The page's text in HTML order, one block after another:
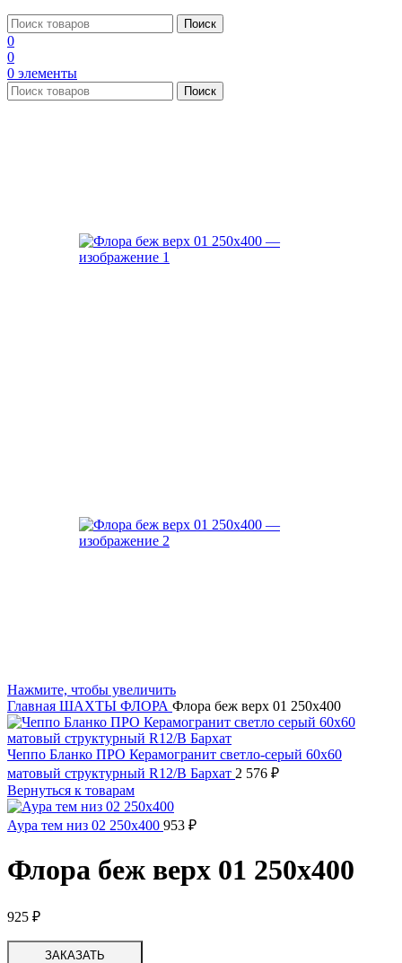
Поиск
0
0
0 элементы
Поиск
Нажмите, чтобы увеличить
Главная ШАХТЫ ФЛОРА Флора беж верх 01 250х400
Чеппо Бланко ПРО Керамогранит светло-серый 60х60
матовый структурный R12/B Бархат 2 576 ₽
Вернуться к товарам
Аура тем низ 02 250х400 953 ₽
Флора беж верх 01 250х400
925 ₽
ЗАКАЗАТЬ